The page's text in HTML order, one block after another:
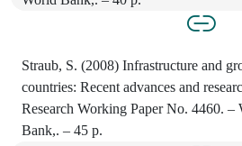
Straub, S. (2008) Infrastructure and
countries: Recent advances and
Research Working Paper No. 4460.
Bank,. – 45 p.